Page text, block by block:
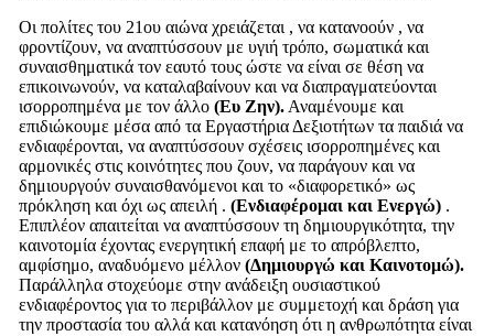
Οι πολίτες του 21ου αιώνα χρειάζεται , να κατανοούν , να
φροντίζουν, να αναπτύσσουν με υγιή τρόπο, σωματικά και
συναισθηματικά τον εαυτό τους ώστε να είναι σε θέση να
επικοινωνούν, να καταλαβαίνουν και να διαπραγματεύονται
ισορροπημένα με τον άλλο(Ευ Ζην). Αναμένουμε και
επιδιώκουμε μέσα από τα Εργαστήρια Δεξιοτήτων τα παιδιά να
ενδιαφέρονται, να αναπτύσσουν σχέσεις ισορροπημένες και
αρμονικές στις κοινότητες που ζουν, να παράγουν και να
δημιουργούν συναισθανόμενοι και το «διαφορετικό» ως
πρόκληση και όχι ως απειλή .(Ενδιαφέρομαι και Ενεργώ) .
Επιπλέον απαιτείται να αναπτύσσουν τη δημιουργικότητα, την
καινοτομία έχοντας ενεργητική επαφή με το απρόβλεπτο,
αμφίσημο, αναδυόμενο μέλλον(Δημιουργώ και Καινοτομώ).
Παράλληλα στοχεύομε στην ανάδειξη ουσιαστικού
ενδιαφέροντος για το περιβάλλον με συμμετοχή και δράση για
την προστασία του αλλά και κατανόηση ότι η ανθρωπότητα είναι